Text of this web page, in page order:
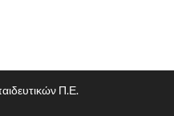
Π.Ε.